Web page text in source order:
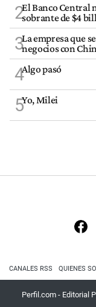
2El Banco Central
sobrante de $4
3La empresa que
negocios con
4Algo pasó
5Yo, Milei
CANALES RSS QUIENES
Perfil.com - Editorial